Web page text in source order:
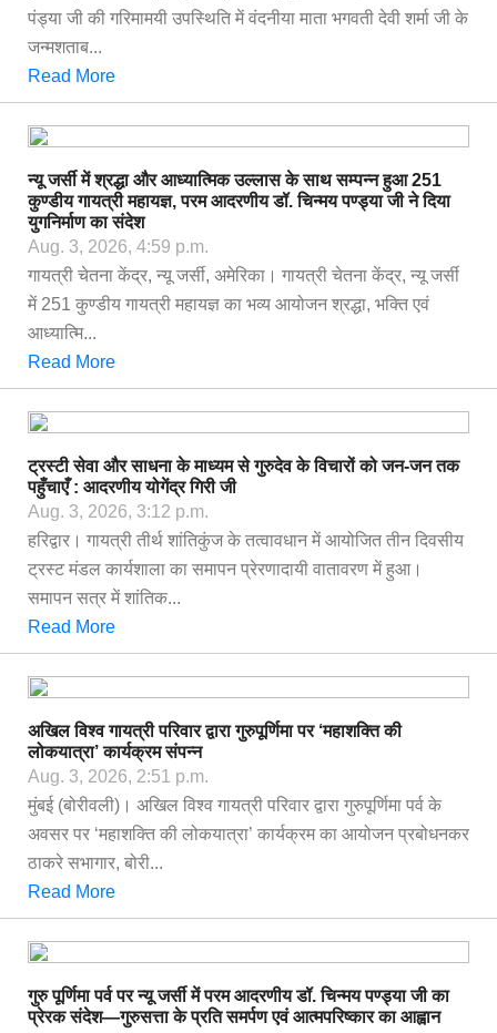
पंड्या जी की गरिमामयी उपस्थिति में वंदनीया माता भगवती देवी शर्मा जी के
जन्मशताब...
Read More
न्यू जर्सी में श्रद्धा और आध्यात्मिक उल्लास के साथ सम्पन्न हुआ 251
कुण्डीय गायत्री महायज्ञ, परम आदरणीय डॉ. चिन्मय पण्ड्या जी ने दिया
युगनिर्माण का संदेश
Aug. 3, 2026, 4:59 p.m.
गायत्री चेतना केंद्र, न्यू जर्सी, अमेरिका। गायत्री चेतना केंद्र, न्यू जर्सी
में 251 कुण्डीय गायत्री महायज्ञ का भव्य आयोजन श्रद्धा, भक्ति एवं
आध्यात्मि...
Read More
ट्रस्टी सेवा और साधना के माध्यम से गुरुदेव के विचारों को जन-जन तक
पहुँचाएँ : आदरणीय योगेंद्र गिरी जी
Aug. 3, 2026, 3:12 p.m.
हरिद्वार। गायत्री तीर्थ शांतिकुंज के तत्वावधान में आयोजित तीन दिवसीय
ट्रस्ट मंडल कार्यशाला का समापन प्रेरणादायी वातावरण में हुआ।
समापन सत्र में शांतिक...
Read More
अखिल विश्व गायत्री परिवार द्वारा गुरुपूर्णिमा पर ‘महाशक्ति की
लोकयात्रा’ कार्यक्रम संपन्न
Aug. 3, 2026, 2:51 p.m.
मुंबई (बोरीवली)। अखिल विश्व गायत्री परिवार द्वारा गुरुपूर्णिमा पर्व के
अवसर पर ‘महाशक्ति की लोकयात्रा’ कार्यक्रम का आयोजन प्रबोधनकर
ठाकरे सभागार, बोरी...
Read More
गुरु पूर्णिमा पर्व पर न्यू जर्सी में परम आदरणीय डॉ. चिन्मय पण्ड्या जी का
प्रेरक संदेश—गुरुसत्ता के प्रति समर्पण एवं आत्मपरिष्कार का आह्वान